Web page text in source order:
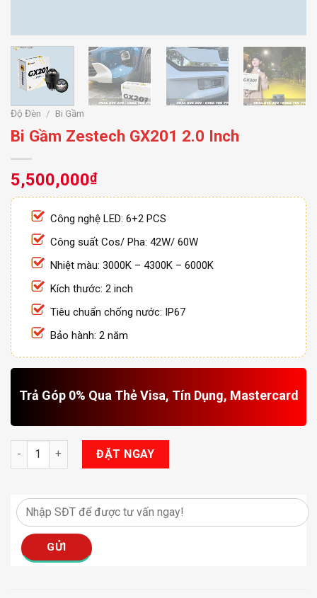
Độ Đèn / Bi Gầm
Bi Gầm Zestech GX201 2.0 Inch
5,500,000₫
Công nghệ LED: 6+2 PCS
Công suất Cos/ Pha: 42W/ 60W
Nhiệt màu: 3000K – 4300K – 6000K
Kích thước: 2 inch
Tiêu chuẩn chống nước: IP67
Bảo hành: 2 năm
Trả Góp 0% Qua Thẻ Visa, Tín Dụng, Mastercard
Bi Gầm Zestech GX201 2.0 Inch số lượng
ĐẶT NGAY